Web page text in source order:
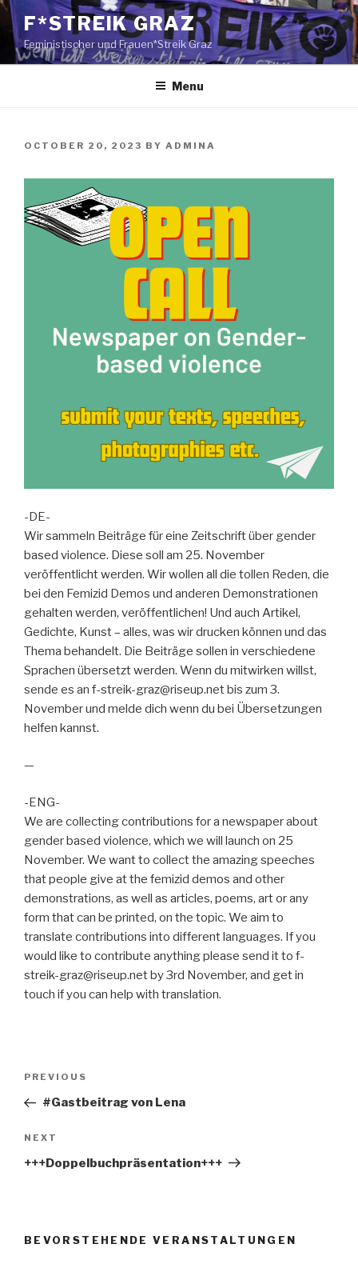
Skip
content
F*STREIK GRAZ
Feministischer und Frauen*Streik Graz
Menu
POSTED
OCTOBER 20, 2023 BY ADMINA
-DE-
Wir sammeln Beiträge für eine Zeitschrift über gender
based violence. Diese soll am 25. November
veröffentlicht werden. Wir wollen all die tollen Reden, die
bei den Femizid Demos und anderen Demonstrationen
gehalten werden, veröffentlichen! Und auch Artikel,
Gedichte, Kunst – alles, was wir drucken können und das
Thema behandelt. Die Beiträge sollen in verschiedene
Sprachen übersetzt werden. Wenn du mitwirken willst,
sende es an f-streik-graz@riseup.net bis zum 3.
November und melde dich wenn du bei Übersetzungen
helfen kannst.
—
-ENG-
We are collecting contributions for a newspaper about
gender based violence, which we will launch on 25
November. We want to collect the amazing speeches
that people give at the femizid demos and other
demonstrations, as well as articles, poems, art or any
form that can be printed, on the topic. We aim to
translate contributions into different languages. If you
would like to contribute anything please send it to f-
streik-graz@riseup.net by 3rd November, and get in
touch if you can help with translation.
Previous
Post
PREVIOUS
#Gastbeitrag von Lena
Next
Post
NEXT
+++Doppelbuchpräsentation+++
BEVORSTEHENDE VERANSTALTUNGEN